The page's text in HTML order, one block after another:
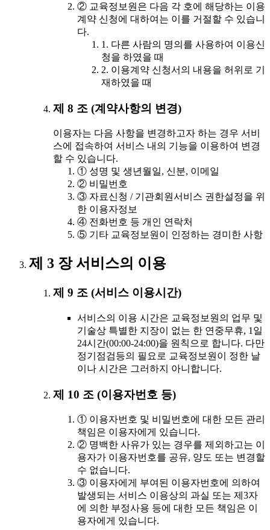
② 교육정보원은 다음 각 호에 해당하는 이용
계약 신청에 대하여는 이를 거절할 수 있습니
다.
1. 다른 사람의 명의를 사용하여 이용신
청을 하였을 때
2. 이용계약 신청서의 내용을 허위로 기
재하였을 때
제 8 조 (계약사항의 변경)
이용자는 다음 사항을 변경하고자 하는 경우 서비
스에 접속하여 서비스 내의 기능을 이용하여 변경
할 수 있습니다.
① 성명 및 생년월일, 신분, 이메일
② 비밀번호
③ 자료신청 / 기관회원서비스 권한설정을 위
한 이용자정보
④ 전화번호 등 개인 연락처
⑤ 기타 교육정보원이 인정하는 경미한 사항
제 3 장 서비스의 이용
제 9 조 (서비스 이용시간)
서비스의 이용 시간은 교육정보원의 업무 및
기술상 특별한 지장이 없는 한 연중무휴, 1일
24시간(00:00-24:00)을 원칙으로 합니다. 다만
정기점검등의 필요로 교육정보원이 정한 날
이나 시간은 그러하지 아니합니다.
제 10 조 (이용자번호 등)
① 이용자번호 및 비밀번호에 대한 모든 관리
책임은 이용자에게 있습니다.
② 명백한 사유가 있는 경우를 제외하고는 이
용자가 이용자번호를 공유, 양도 또는 변경할
수 없습니다.
③ 이용자에게 부여된 이용자번호에 의하여
발생되는 서비스 이용상의 과실 또는 제3자
에 의한 부정사용 등에 대한 모든 책임은 이
용자에게 있습니다.